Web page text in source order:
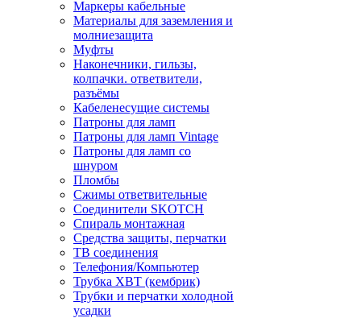
Маркеры кабельные
Материалы для заземления и
молниезащита
Муфты
Наконечники, гильзы,
колпачки. ответвители,
разъёмы
Кабеленесущие системы
Патроны для ламп
Патроны для ламп Vintage
Патроны для ламп со
шнуром
Пломбы
Сжимы ответвительные
Соединители SKOTCH
Спираль монтажная
Средства защиты, перчатки
ТВ соединения
Телефония/Компьютер
Трубка ХВТ (кембрик)
Трубки и перчатки холодной
усадки